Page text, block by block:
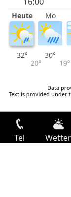
Heute Mo
32°
20°
30°
19°
Data
Text is provided under
Tel Wetter